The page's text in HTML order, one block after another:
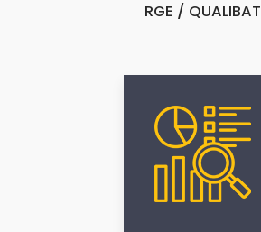
RGE / QUALIBAT